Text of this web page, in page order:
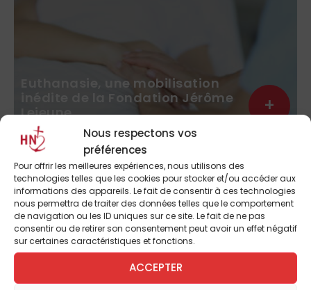
Nous respectons vos
préférences
Pour offrir les meilleures expériences, nous utilisons des
technologies telles que les cookies pour stocker et/ou accéder aux
informations des appareils. Le fait de consentir à ces technologies
nous permettra de traiter des données telles que le comportement
de navigation ou les ID uniques sur ce site. Le fait de ne pas
consentir ou de retirer son consentement peut avoir un effet négatif
sur certaines caractéristiques et fonctions.
ACCEPTER
Euthanasie, une mobilisation
inédite de la Fondation Jérôme
Lejeune
Le débat sur la légalisation de l’euthanasie ou du
suicide assisté s’est ouvert en France. L’année
2023 est déjà marquée par un courant de
pensée mortifère qui gagne l’opinion. Alors que
le...
+